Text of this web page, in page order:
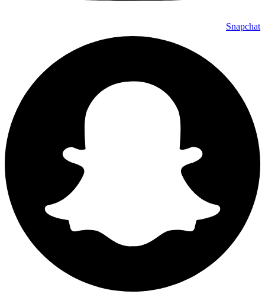
Snapchat